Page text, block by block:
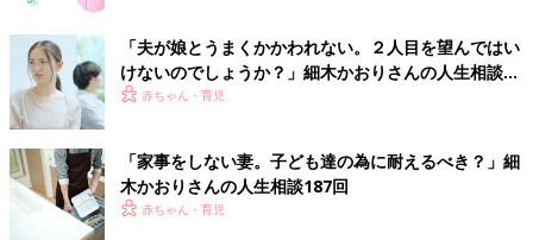
六星占術の継承者に。母・数子の意思を継承し、個人鑑定と「六
星占術をヒントにより幸せな人生を」を柱とした講演会を行い、
さまざまな世代に、六星占術をどのように活かせるかを伝えてい
る。著書に『六星占術によるあなたの運命』、ほかに母・数子と
の共著で『新版 幸せになるため先祖の祀り方』『六星占術によ
るあなたの宿命』（すべて飛鳥新社刊）がある。また、2019年2
月にテレビ初出演を果たし、同年5月には初の冠番組を持ち、大
きな反響を得る。講演会の予定などは
公式ホームページ
officehosoki.com
「夫が娘とうまくかかわれない。２人目を望んではい
けないのでしょうか？」細木かおりさんの人生相談
183回赤ちゃん・育児
「家事をしない妻。子ども達の為に耐えるべき？」細
木かおりさんの人生相談187回
赤ちゃん・育児